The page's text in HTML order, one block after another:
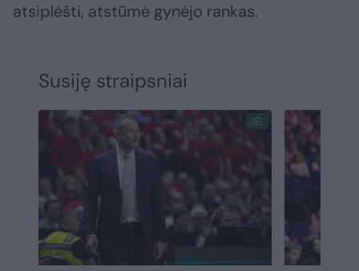
atsiplėšti, atstūmė gynėjo rankas.
Susiję straipsniai